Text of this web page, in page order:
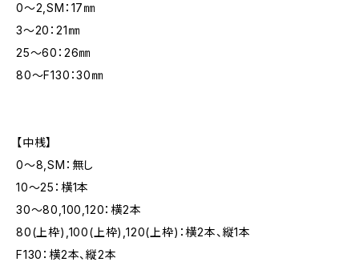
0～2,SM：17㎜
3～20：21㎜
25～60：26㎜
80～F130：30㎜
【中桟】
0～8,SM：無し
10～25：横1本
30～80,100,120：横2本
80(上枠),100(上枠),120(上枠)：横2本、縦1本
F130：横2本、縦2本